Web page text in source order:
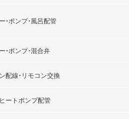
・ポンプ・風呂配管
・ポンプ・混合弁
配線・リモコン交換
ートポンプ配管